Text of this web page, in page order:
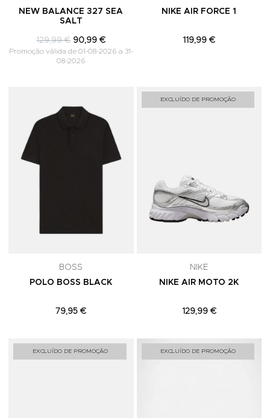
NEW BALANCE 327 SEA
SALT
129,99 € 90,99 €
Promoção válida de 01-08-2026 a 31-
08-2026
NIKE AIR FORCE 1
119,99 €
Adicionar aos Favoritos
BOSS
POLO BOSS BLACK
79,95 €
EXCLUÍDO DE PROMOÇÃO
NIKE
NIKE AIR MOTO 2K
129,99 €
EXCLUÍDO DE PROMOÇÃO Adicionar aos Favoritos
EXCLUÍDO DE PROMOÇÃO